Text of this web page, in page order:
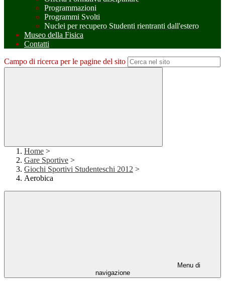
Programmazioni
Programmi Svolti
Nuclei per recupero Studenti rientranti dall'estero
Museo della Fisica
Contatti
Campo di ricerca per le pagine del sito
Home >
Gare Sportive >
Giochi Sportivi Studenteschi 2012 >
Aerobica
Menu di
navigazione